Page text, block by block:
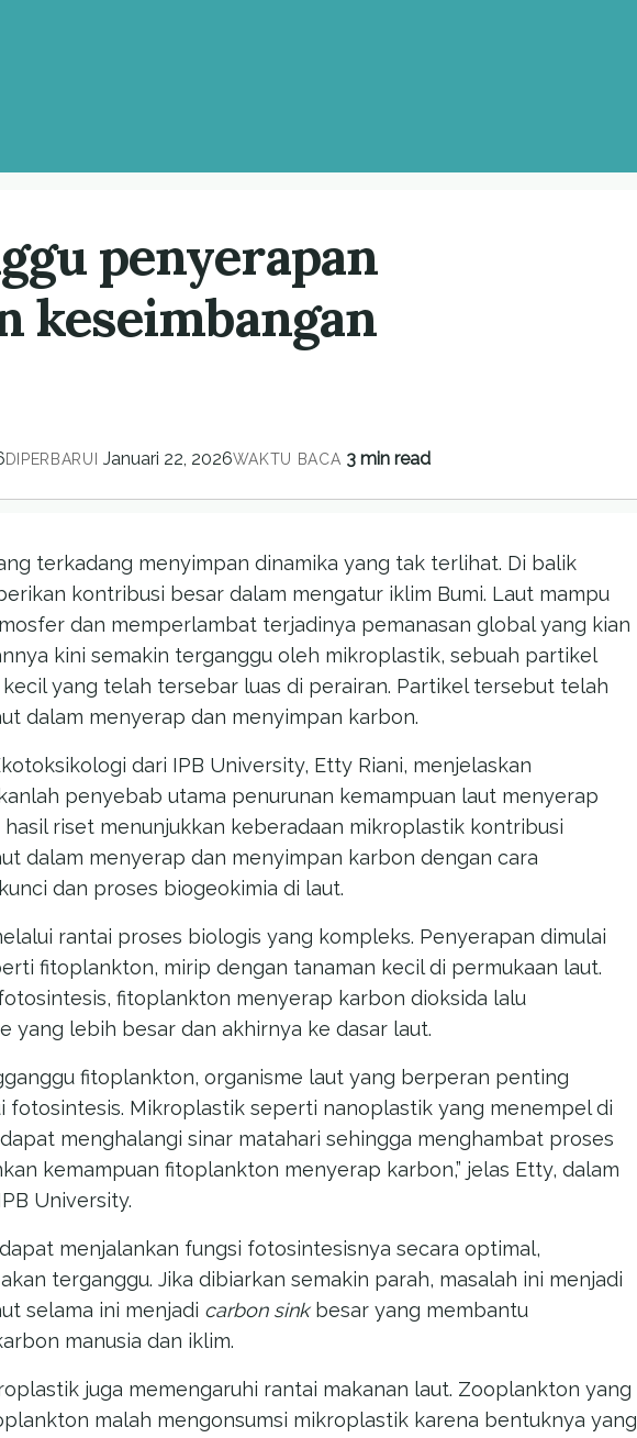
penyerapan
keseimbangan
DIPERBARUI Januari 22, 2026WAKTU BACA 3 min read
terkadang menyimpan dinamika yang tak terlihat. Di balik
kontribusi besar dalam mengatur iklim Bumi. Laut mampu
dan memperlambat terjadinya pemanasan global yang kian
kini semakin terganggu oleh mikroplastik, sebuah partikel
yang telah tersebar luas di perairan. Partikel tersebut telah
dalam menyerap dan menyimpan karbon.
dari IPB University, Etty Riani, menjelaskan
penyebab utama penurunan kemampuan laut menyerap
hasil riset menunjukkan keberadaan mikroplastik kontribusi
dalam menyerap dan menyimpan karbon dengan cara
dan proses biogeokimia di laut.
rantai proses biologis yang kompleks. Penyerapan dimulai
fitoplankton, mirip dengan tanaman kecil di permukaan laut.
fitoplankton menyerap karbon dioksida lalu
yang lebih besar dan akhirnya ke dasar laut.
fitoplankton, organisme laut yang berperan penting
fotosintesis. Mikroplastik seperti nanoplastik yang menempel di
menghalangi sinar matahari sehingga menghambat proses
kemampuan fitoplankton menyerap karbon,” jelas Etty, dalam
University.
menjalankan fungsi fotosintesisnya secara optimal,
terganggu. Jika dibiarkan semakin parah, masalah ini menjadi
selama ini menjadi carbon sinkbesar yang membantu
manusia dan iklim.
juga memengaruhi rantai makanan laut. Zooplankton yang
malah mengonsumsi mikroplastik karena bentuknya yang